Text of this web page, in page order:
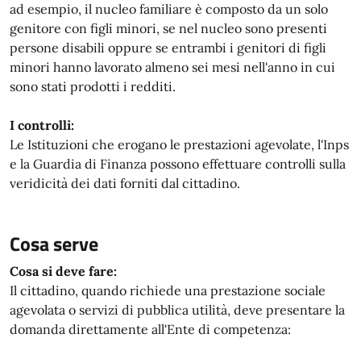
ad esempio, il nucleo familiare è composto da un solo
genitore con figli minori, se nel nucleo sono presenti
persone disabili oppure se entrambi i genitori di figli
minori hanno lavorato almeno sei mesi nell'anno in cui
sono stati prodotti i redditi.
I controlli:
Le Istituzioni che erogano le prestazioni agevolate, l'Inps
e la Guardia di Finanza possono effettuare controlli sulla
veridicità dei dati forniti dal cittadino.
Cosa serve
Cosa si deve fare:
Il cittadino, quando richiede una prestazione sociale
agevolata o servizi di pubblica utilità, deve presentare la
domanda direttamente all'Ente di competenza: